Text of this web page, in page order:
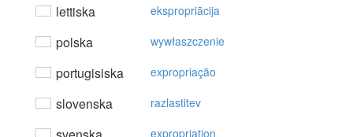
lettiska ekspropriācija
polska wywłaszczenie
portugisiska expropriação
slovenska razlastitev
expropriation